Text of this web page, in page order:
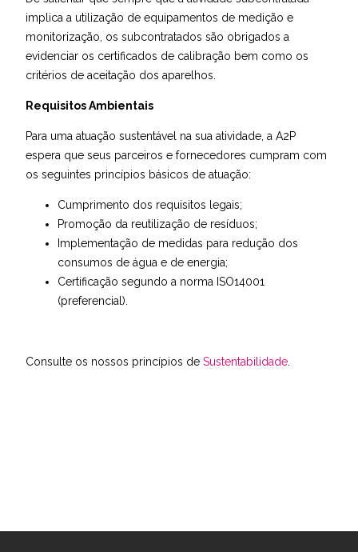
implica a utilização de equipamentos de medição e
monitorização, os subcontratados são obrigados a
evidenciar os certificados de calibração bem como os
critérios de aceitação dos aparelhos.
Requisitos Ambientais
Para uma atuação sustentável na sua atividade, a A2P
espera que seus parceiros e fornecedores cumpram com
os seguintes princípios básicos de atuação:
Cumprimento dos requisitos legais;
Promoção da reutilização de resíduos;
Implementação de medidas para redução dos
consumos de água e de energia;
Certificação segundo a norma ISO14001
(preferencial).
Consulte os nossos princípios de Sustentabilidade